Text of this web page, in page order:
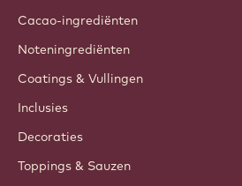
Cacao-ingrediënten
Noteningrediënten
Coatings & Vullingen
Inclusies
Decoraties
Toppings & Sauzen